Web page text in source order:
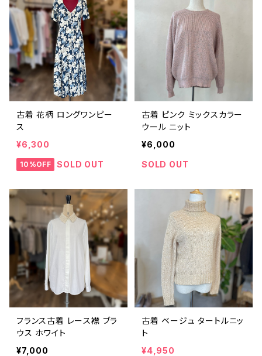
古着 花柄 ロングワンピー
ス
¥6,300
10%OFF SOLD OUT
古着 ピンク ミックスカラー
ウール ニット
¥6,000
SOLD OUT
フランス古着 レース襟 ブラ
ウス ホワイト
¥7,000
古着 ベージュ タートルニッ
ト
¥4,950